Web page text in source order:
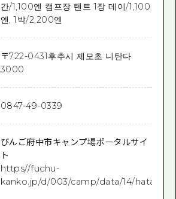
간/1,100엔 캠프장 텐트 1장 데이/1,100
엔, 1박/2,200엔
〒722-0431후추시 제모초 니탄다
3000
0847-49-0339
びんご府中市キャンプ場ポータルサイ
ト
https//fuchu-
kanko.jp/d/003/camp/data/14/